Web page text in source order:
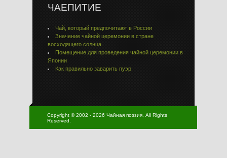
ЧАЕПИТИЕ
Чай, который предпочитают в России
Значение чайной церемонии в стране
восходящего солнца
Помещение для проведения чайной церемонии в
Японии
Как правильно заварить пуэр
Copyright © 2002 - 2026 Чайная поэзия, All Rights
Reserved.